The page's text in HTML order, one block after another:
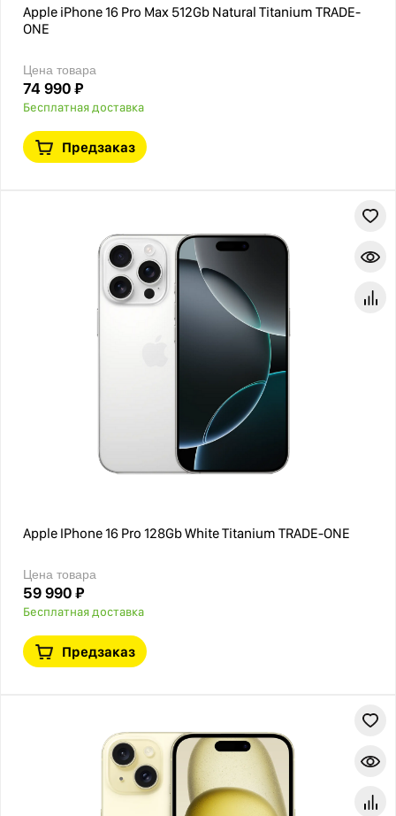
Apple iPhone 16 Pro Max 512Gb Natural Titanium TRADE-
ONE
Цена товара
74 990 ₽
Бесплатная доставка
Предзаказ
Apple IPhone 16 Pro 128Gb White Titanium TRADE-ONE
Цена товара
59 990 ₽
Бесплатная доставка
Предзаказ